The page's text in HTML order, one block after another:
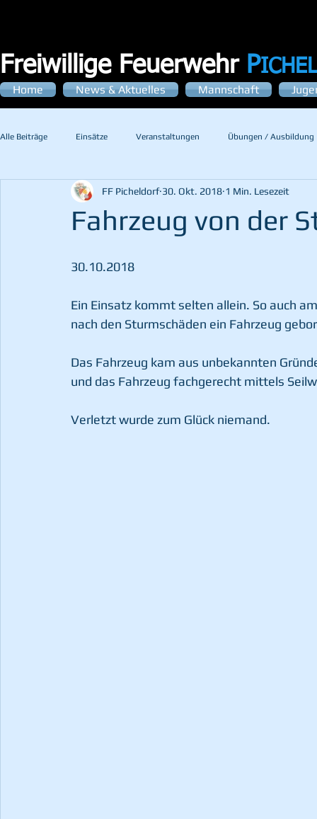
Freiwillige Feuerwehr P
Home News & Aktuelles Mannschaft
Alle Beiträge Einsätze Veranstaltungen Übungen / Ausbildung
Fahrzeug von der
FF Picheldorf 30. Okt. 2018 1 Min. Lesezeit
30.10.2018
Ein Einsatz kommt selten allein. So auch
nach den Sturmschäden ein Fahrzeug
Das Fahrzeug kam aus unbekannten
und das Fahrzeug fachgerecht mittels
Verletzt wurde zum Glück niemand.